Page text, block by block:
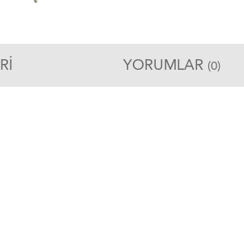
YORUMLAR (0)